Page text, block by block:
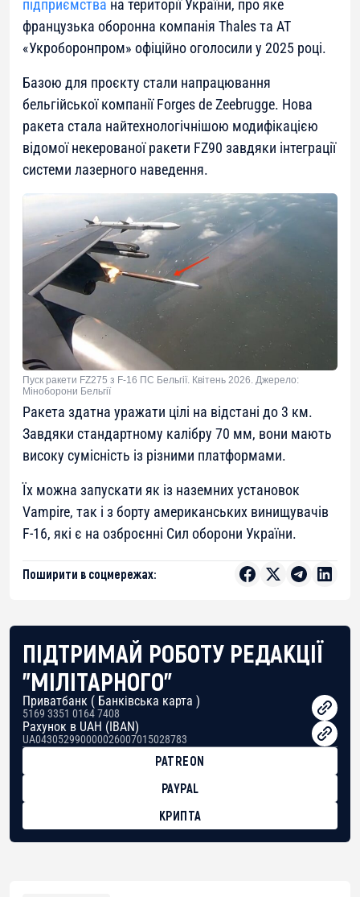
підприємства на території України, про яке
французька оборонна компанія Thales та АТ
«Укроборонпром» офіційно оголосили у 2025 році.
Базою для проєкту стали напрацювання
бельгійської компанії Forges de Zeebrugge. Нова
ракета стала найтехнологічнішою модифікацією
відомої некерованої ракети FZ90 завдяки інтеграції
системи лазерного наведення.
Пуск ракети FZ275 з F-16 ПС Бельгії. Квітень 2026. Джерело:
Міноборони Бельгії
Ракета здатна уражати цілі на відстані до 3 км.
Завдяки стандартному калібру 70 мм, вони мають
високу сумісність із різними платформами.
Їх можна запускати як із наземних установок
Vampire, так і з борту американських винищувачів
F-16, які є на озброєнні Сил оборони України.
Поширити в соцмережах:
ПІДТРИМАЙ РОБОТУ РЕДАКЦІЇ
"МІЛІТАРНОГО"
Приватбанк ( Банківська карта )
5169 3351 0164 7408
Рахунок в UAH (IBAN)
UA043052990000026007015028783
PATREON
PAYPAL
КРИПТА